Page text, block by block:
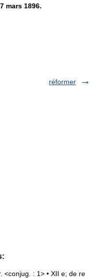
mars 1896.
réformer
: 1> • XII e; de re